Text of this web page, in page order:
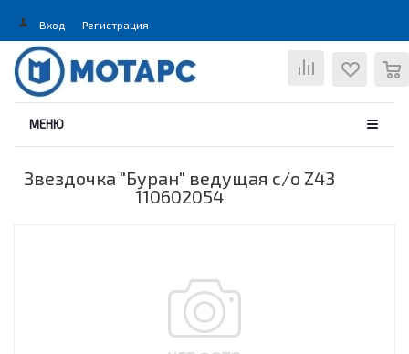
Вход Регистрация
МЕНЮ
Звездочка "Буран" ведущая с/о Z43
110602054